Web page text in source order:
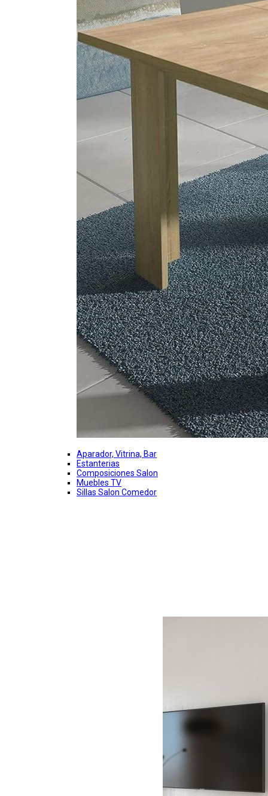
Aparador, Vitrina, Bar
Estanterias
Composiciones Salon
Muebles TV
Sillas Salon Comedor